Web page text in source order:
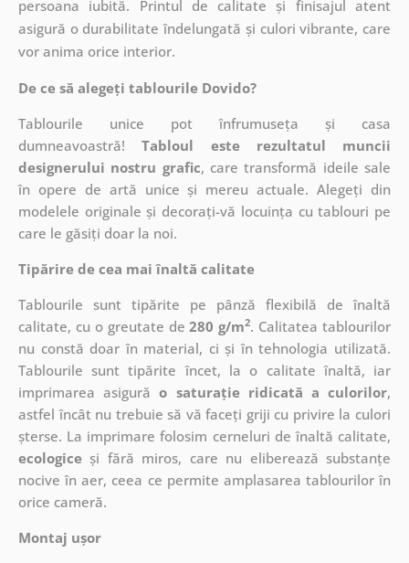
persoana iubită. Printul de calitate și finisajul atent
asigură o durabilitate îndelungată și culori vibrante, care
vor anima orice interior.
De ce să alegeți tablourile Dovido?
Tablourile unice pot înfrumuseța și casa
dumneavoastră!Tabloul este rezultatul muncii
designerului nostru grafic, caretransformă ideile sale
în opere de artă unice și mereu actuale. Alegeți din
modelele originale și decorați-vă locuința cu tablouri pe
care le găsiți doar la noi.
Tipărire de cea mai înaltă calitate
Tablourile sunt tipărite pe pânză flexibilă de înaltă
calitate, cu o greutate de280 g/m2. Calitatea tablourilor
nu constă doar în material, ci și în tehnologia utilizată.
Tablourile sunt tipărite încet, la o calitate înaltă, iar
imprimarea asigurăo saturație ridicată a culorilor,
astfel încât nu trebuie să vă faceți griji cu privire la culori
șterse. La imprimare folosim cerneluri de înaltă calitate,
ecologiceși fără miros, care nu eliberează substanțe
nocive în aer, ceea ce permite amplasarea tablourilor în
orice cameră.
Montaj ușor